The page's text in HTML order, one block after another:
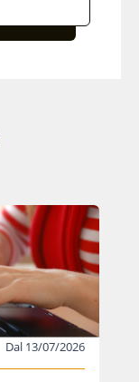
Dal 13/07/2026